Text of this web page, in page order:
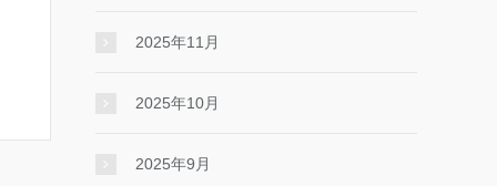
2025年11月
2025年10月
2025年9月